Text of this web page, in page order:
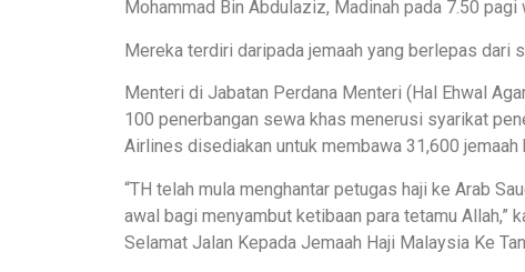
Mohammad Bin Abdulaziz, Madinah pada 7.50
Mereka terdiri daripada jemaah yang berlepas dari
Menteri di Jabatan Perdana Menteri (Hal Ehwal
100 penerbangan sewa khas menerusi syarikat
Airlines disediakan untuk membawa 31,600 jemaah
“TH telah mula menghantar petugas haji ke Arab
awal bagi menyambut ketibaan para tetamu Allah,”
Selamat Jalan Kepada Jemaah Haji Malaysia Ke